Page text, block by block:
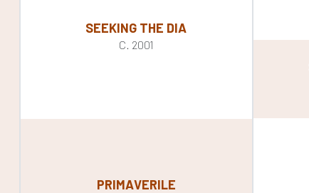
SEEKING THE DIA
C. 2001
PRIMAVERILE